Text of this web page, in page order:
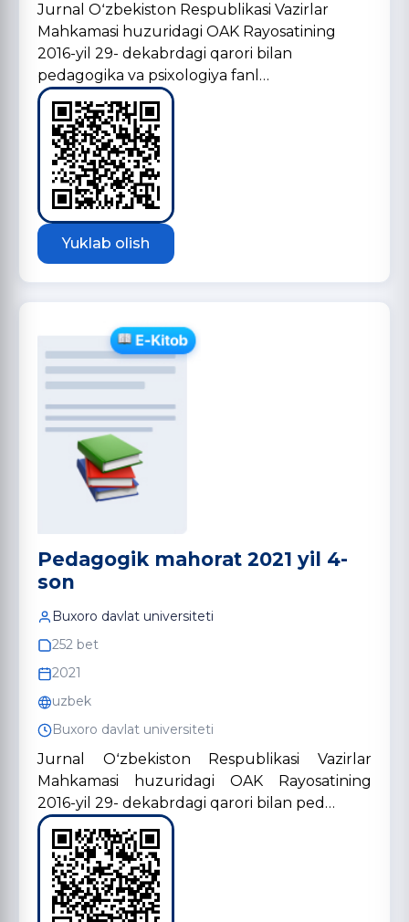
Jurnal Oʻzbekiston Respublikasi Vazirlar
Mahkamasi huzuridagi OAK Rayosatining
2016-yil 29- dekabrdagi qarori bilan
pedagogika va psixologiya fanl…
Yuklab olish
Pedagogik mahorat 2021 yil 4-
son
Buxoro davlat universiteti
252 bet
2021
uzbek
Buxoro davlat universiteti
Jurnal Oʻzbekiston Respublikasi Vazirlar
Mahkamasi huzuridagi OAK Rayosatining
2016-yil 29- dekabrdagi qarori bilan ped…